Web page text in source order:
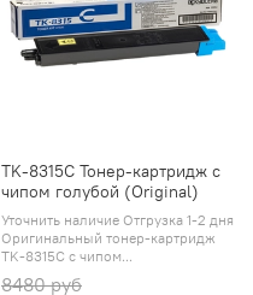
TK-8315C Тонер-картридж с
чипом голубой (Original)
Уточнить наличие Отгрузка 1-2 дня
Оригинальный тонер-картридж
TK-8315C с чипом...
8480 руб